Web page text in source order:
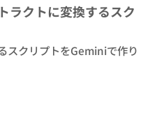
ラクトに変換するスク
スクリプトをGeminiで作り